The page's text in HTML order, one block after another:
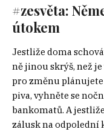
#zesvěta:
útokem
Jestliže doma
ně jinou skrýš, než
pro změnu
piva, vyhněte se
bankomatů. A
zálusk na odpolední